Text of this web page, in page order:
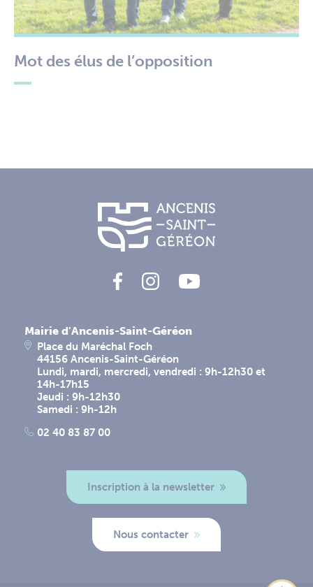
Mot des élus de l’opposition
Mairie d'Ancenis-Saint-Géréon
Place du Maréchal Foch
44156 Ancenis-Saint-Géréon
Lundi, mardi, mercredi, vendredi : 9h-12h30 et
14h-17h15
Jeudi : 9h-12h30
Samedi : 9h-12h
02 40 83 87 00
Inscription à la newsletter
Nous contacter